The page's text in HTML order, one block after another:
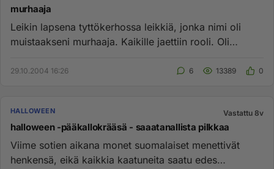
murhaaja
Leikin lapsena tyttökerhossa leikkiä, jonka nimi oli
muistaakseni murhaaja. Kaikille jaettiin rooli. Oli
29.10.2004 16:26 6 13389 0
HALLOWEEN Vastattu 8v
halloween -pääkallokrääsä - saaatanallista pilkkaa
Viime sotien aikana monet suomalaiset menettivät
henkensä, eikä kaikkia kaatuneita saatu edes